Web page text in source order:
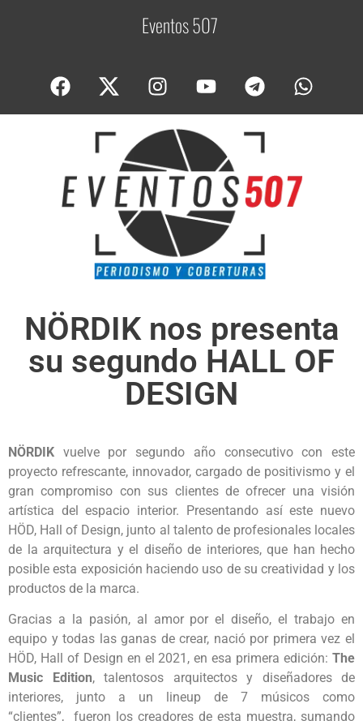
Eventos 507C
NÖRDIK nos presenta
su segundo HALL OF
DESIGN
NÖRDIK vuelve por segundo año consecutivo con este
proyecto refrescante, innovador, cargado de positivismo y el
gran compromiso con sus clientes de ofrecer una visión
artística del espacio interior. Presentando así este nuevo
HÖD, Hall of Design, junto al talento de profesionales locales
de la arquitectura y el diseño de interiores, que han hecho
posible esta exposición haciendo uso de su creatividad y los
productos de la marca.
Gracias a la pasión, al amor por el diseño, el trabajo en
equipo y todas las ganas de crear, nació por primera vez el
HÖD, Hall of Design en el 2021, en esa primera edición: The
Music Edition, talentosos arquitectos y diseñadores de
interiores, junto a un lineup de 7 músicos como
“clientes”, fueron los creadores de esta muestra, sumando